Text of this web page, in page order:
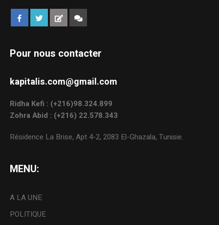
Pour nous contacter
kapitalis.com@gmail.com
Ridha Kefi : (+216)98.324.899
Zohra Abid : (+216) 22.578.343
Résidence La Brise, Apt 4-2, 2083 El-Ghazala, Tunisie.
MENU:
A LA UNE
POLITIQUE